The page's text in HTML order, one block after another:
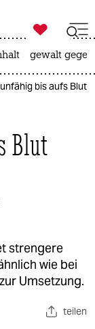

taz zahl ich
gewalt
bis aufs Blut
Blut
strengere
wie bei
Umsetzung.
teilen